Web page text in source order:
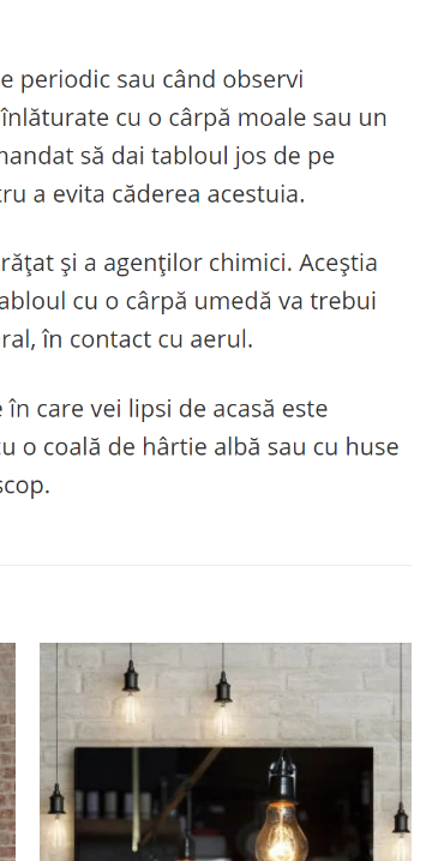
Adaugă
favorite